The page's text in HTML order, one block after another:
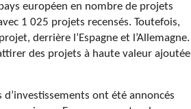
européen en nombre de projets
1 025 projets recensés. Toutefois,
derrière l’Espagne et l’Allemagne.
des projets à haute valeur ajoutée
ont été annoncés